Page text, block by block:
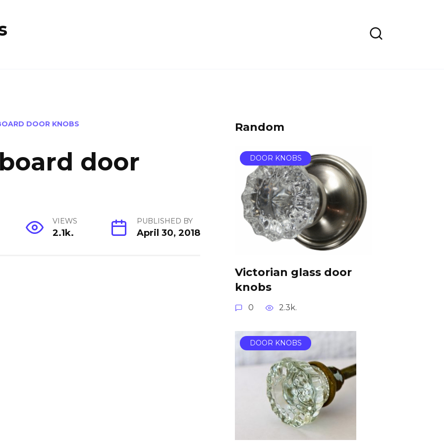
DOOR KNOBS
door
VIEWS
2.1k.
PUBLISHED BY
April 30, 2018
Random
DOOR KNOBS
Victorian glass door
knobs
0 2.3k.
DOOR KNOBS